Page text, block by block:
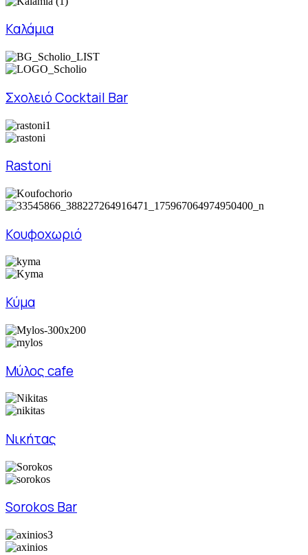
Καλάμια
Σχολειό Cocktail Bar
Rastoni
Κουφοχωριό
Κύμα
Μύλος cafe
Νικήτας
Sorokos Bar